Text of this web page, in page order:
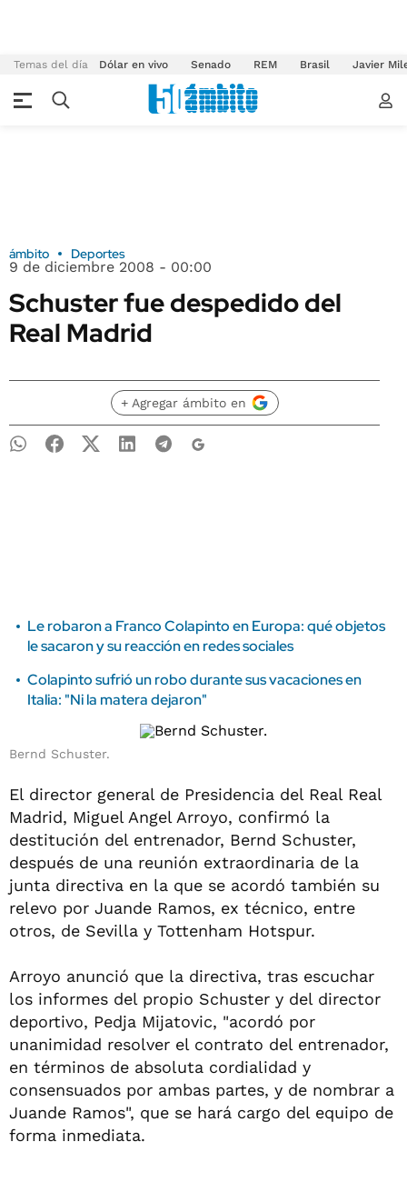
Temas del día Dólar en vivo Senado REM Brasil Javier
ámbito Deportes
9 de diciembre 2008 - 00:00
Schuster fue despedido del
Real Madrid
+ Agregar ámbito en
Le robaron a Franco Colapinto en Europa: qué objetos
le sacaron y su reacción en redes sociales
Colapinto sufrió un robo durante sus vacaciones en
Italia: "Ni la matera dejaron"
Bernd Schuster.
El director general de Presidencia del Real Real
Madrid, Miguel Angel Arroyo, confirmó la
destitución del entrenador, Bernd Schuster,
después de una reunión extraordinaria de la
junta directiva en la que se acordó también su
relevo por Juande Ramos, ex técnico, entre
otros, de Sevilla y Tottenham Hotspur.
Arroyo anunció que la directiva, tras escuchar
los informes del propio Schuster y del director
deportivo, Pedja Mijatovic, "acordó por
unanimidad resolver el contrato del entrenador,
en términos de absoluta cordialidad y
consensuados por ambas partes, y de nombrar a
Juande Ramos", que se hará cargo del equipo de
forma inmediata.